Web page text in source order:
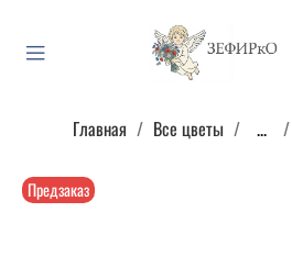
Главная Все цветы ...
Предзаказ